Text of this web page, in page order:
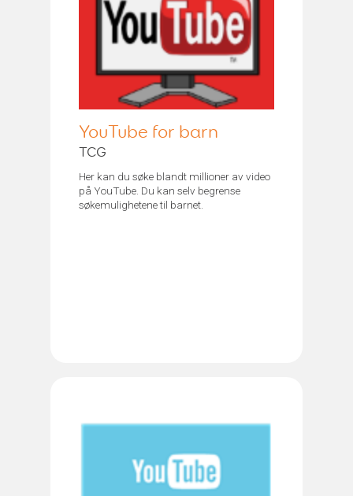
YouTube for barn
TCG
Her kan du søke blandt millioner av video
på YouTube. Du kan selv begrense
søkemulighetene til barnet.